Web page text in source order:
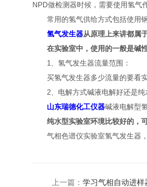
NPD做检测器时候，需要使用氢气
常用的氢气供给方式包括使用
氢气发生器从原理上来讲都属
在实验室中，使用的一般是碱
1、氢气发生器流量范围：
买氢气发生器多少流量的要看
2、电解方式碱液电解好还是纯
山东瑞德化工仪器碱液电解型
纯水型实验室环境比较好的，
气相色谱仪实验室氢气发生器
上一篇：学习气相自动进样